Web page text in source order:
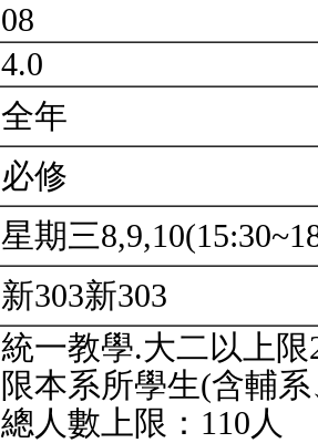
08
4.0
全年
必修
星期三
新303新303
統一教學.大二以上
限本系所學生(含輔
總人數上限：110人